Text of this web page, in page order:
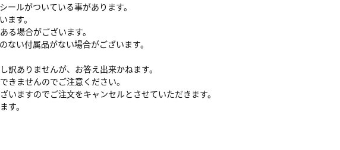
ールがついている事があります。
ます。
る場合がございます。
ない付属品がない場合がございます。
訳ありませんが、お答え出来かねます。
きませんのでご注意ください。
いますのでご注文をキャンセルとさせていただきます。
す。